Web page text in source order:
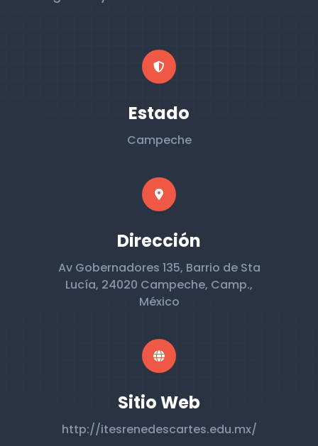
Estado
Campeche
Dirección
Av Gobernadores 135, Barrio de Sta
Lucía, 24020 Campeche, Camp.,
México
Sitio Web
http://itesrenedescartes.edu.mx/